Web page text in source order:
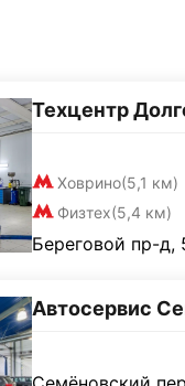
Техцентр
Ховрино(5,1 км)
Физтех(5,4 км)
Береговой пр-д,
Автосервис